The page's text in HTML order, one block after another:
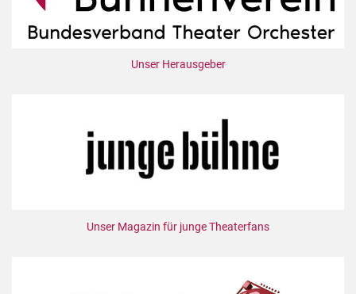
Unser Herausgeber
Unser Magazin für junge Theaterfans